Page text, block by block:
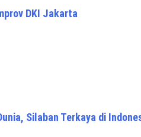
DKI Jakarta
Silaban Terkaya di